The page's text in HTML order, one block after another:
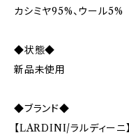
カシミヤ95%、ウール5%
◆状態◆
新品未使用
◆ブランド◆
【LARDINI/ラルディーニ】